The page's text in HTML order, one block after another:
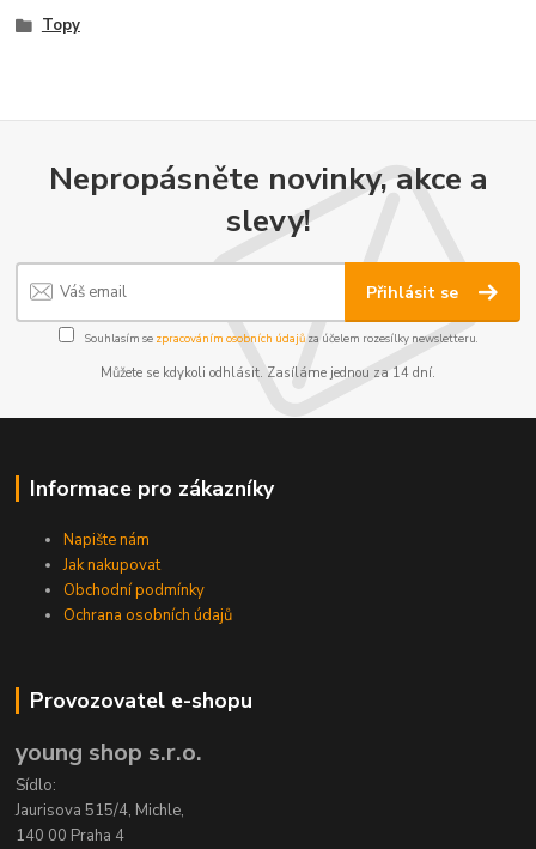
Topy
Nepropásněte novinky, akce a
slevy!
Přihlásit se
Souhlasím se zpracováním osobních údajůza účelem rozesílky newsletteru.
Můžete se kdykoli odhlásit. Zasíláme jednou za 14 dní.
Informace pro zákazníky
Napište nám
Jak nakupovat
Obchodní podmínky
Ochrana osobních údajů
Provozovatel e-shopu
young shop s.r.o.
Sídlo:
Jaurisova 515/4, Michle,
140 00 Praha 4